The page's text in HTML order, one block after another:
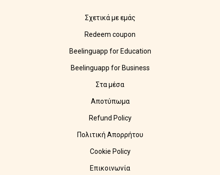
Σχετικά με εμάς
Redeem coupon
Beelinguapp for Education
Beelinguapp for Business
Στα μέσα
Αποτύπωμα
Refund Policy
Πολιτική Απορρήτου
Cookie Policy
Επικοινωνία